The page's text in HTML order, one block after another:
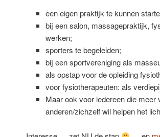
een eigen praktijk te kunnen
bij een salon, massagepraktijk,
werken;
sporters te begeleiden;
bij een sportvereniging als
als opstap voor de opleiding
voor fysiotherapeuten: als
Maar ook voor iedereen die
anderen/zichzelf wil helpen het